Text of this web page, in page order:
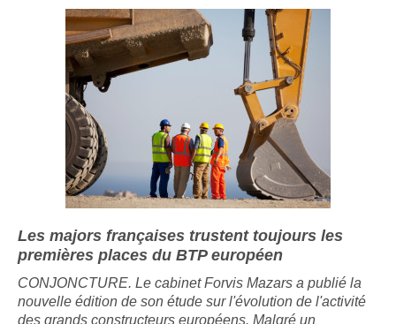
Les majors françaises trustent toujours les
premières places du BTP européen
CONJONCTURE. Le cabinet Forvis Mazars a publié la
nouvelle édition de son étude sur l'évolution de l'activité